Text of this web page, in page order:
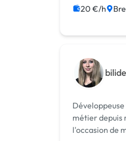
Integration
20 €/h
métier depuis
l'occasion de